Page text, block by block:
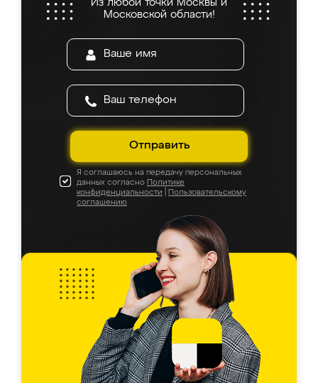
Из любой точки Москвы и
Московской области!
Отправить
Я соглашаюсь на передачу персональных
данных согласно Политике
конфиденциальности
Пользовательскому
соглашению